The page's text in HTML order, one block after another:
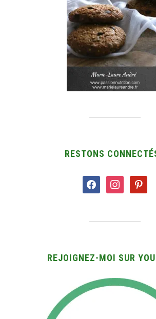
RESTONS
facebookinstagrampinterest
REJOIGNEZ-MOI SUR